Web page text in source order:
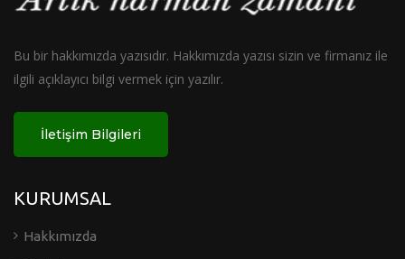
Bu bir hakkımızda yazısıdır. Hakkımızda yazısı sizin ve firmanız ile
ilgili açıklayıcı bilgi vermek için yazılır.
İletişim Bilgileri
KURUMSAL
Hakkımızda